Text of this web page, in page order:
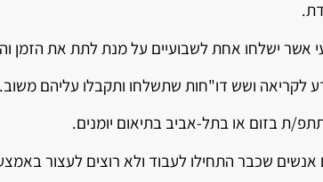
אשר ישלחו אחת לשבועיים על מנת לתת את הזמן
לקריאה ושש דו"חות שתשלחו ותקבלו עליהם משוב.
ת בזום או בתל-אביב בתיאום יומנים.
שכבר התחילו לעבוד ולא רוצים לעצור